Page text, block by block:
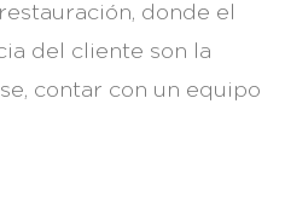
donde el
del cliente son la
contar con un equipo
restaurante familiar
años de historia que,